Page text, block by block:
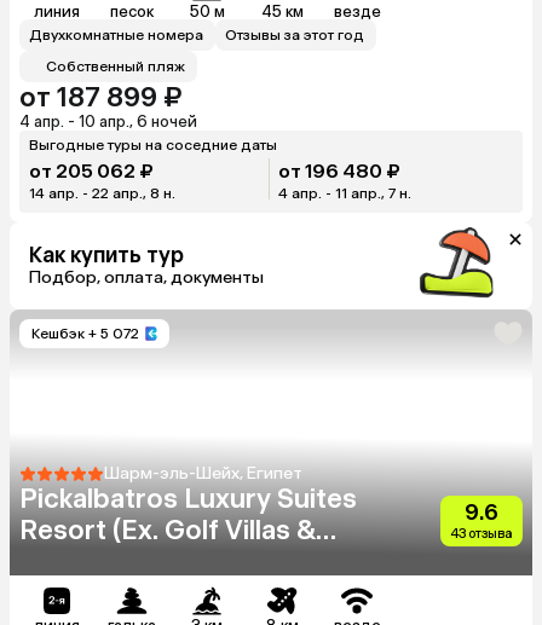
линия песок 50 м 45 км везде
Двухкомнатные номера
Отзывы за этот год
Собственный пляж
от 187 899 ₽
4 апр. - 10 апр., 6 ночей
Выгодные туры на соседние даты
от 205 062 ₽
14 апр. - 22 апр., 8 н.
от 196 480 ₽
4 апр. - 11 апр., 7 н.
Как купить тур
Подбор, оплата, документы
Кешбэк + 5 072
Шарм-эль-Шейх, Египет
Pickalbatros Luxury Suites
Resort (Ex. Golf Villas &
9.6
43 отзыва